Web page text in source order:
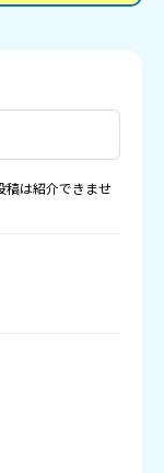
は紹介できませ